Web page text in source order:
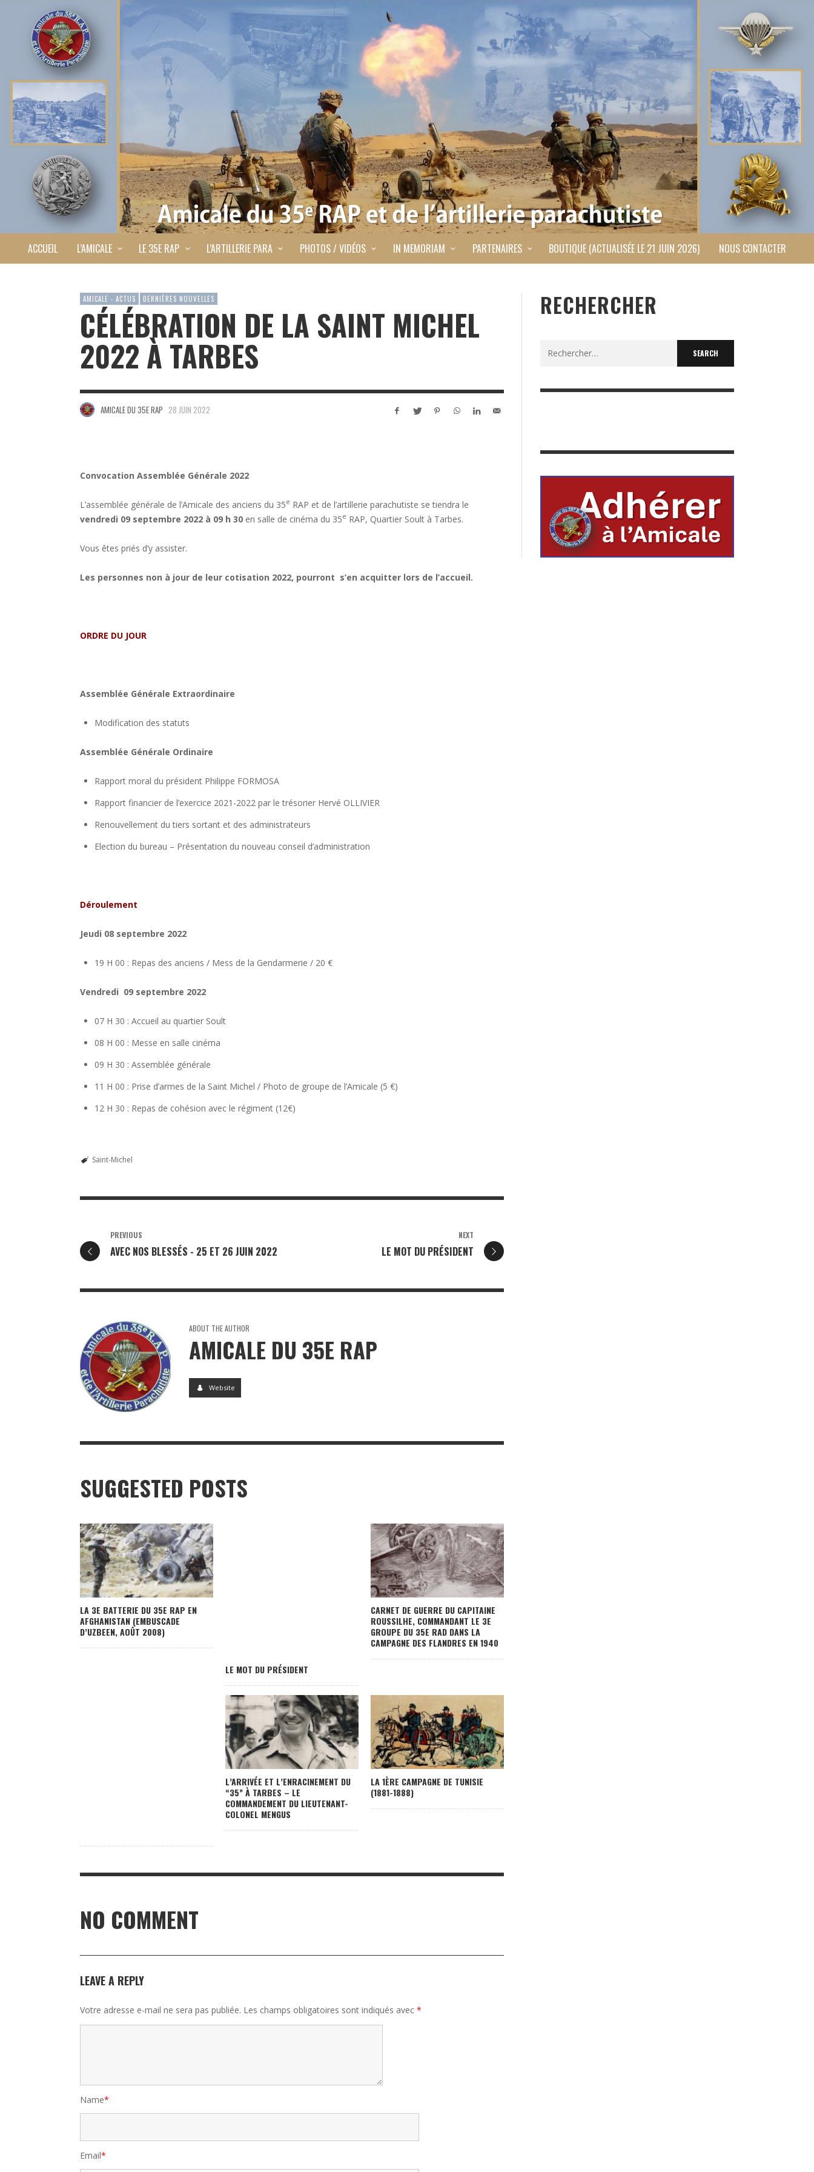
ACCUEIL L’AMICALE LE 35E RAP L’ARTILLERIE PARA PHOTOS / VIDÉOS IN MEMORIAM PARTENAIRES BOUTIQUE (ACTUALISÉE LE 21 JUIN 2026) NOUS CONTACTER
AMICALE - ACTUS DERNIÈRES NOUVELLES
CÉLÉBRATION DE LA SAINT MICHEL
2022 À TARBES
AMICALE DU 35E RAP 28 JUIN 2022
Convocation Assemblée Générale 2022
L’assemblée générale de l’Amicale des anciens du 35e RAP et de l’artillerie parachutiste se tiendra le
vendredi 09 septembre 2022 à 09 h 30 en salle de cinéma du 35e RAP, Quartier Soult à Tarbes.
Vous êtes priés d’y assister.
Les personnes non à jour de leur cotisation 2022, pourront s’en acquitter lors de l’accueil.
ORDRE DU JOUR
Assemblée Générale Extraordinaire
Modification des statuts
Assemblée Générale Ordinaire
Rapport moral du président Philippe FORMOSA
Rapport financier de l’exercice 2021-2022 par le trésorier Hervé OLLIVIER
Renouvellement du tiers sortant et des administrateurs
Election du bureau – Présentation du nouveau conseil d’administration
Déroulement
Jeudi 08 septembre 2022
19 H 00 : Repas des anciens / Mess de la Gendarmerie / 20 €
Vendredi 09 septembre 2022
07 H 30 : Accueil au quartier Soult
08 H 00 : Messe en salle cinéma
09 H 30 : Assemblée générale
11 H 00 : Prise d’armes de la Saint Michel / Photo de groupe de l’Amicale (5 €)
12 H 30 : Repas de cohésion avec le régiment (12€)
Saint-Michel
PREVIOUS
AVEC NOS BLESSÉS - 25 ET 26 JUIN 2022
NEXT
LE MOT DU PRÉSIDENT
ABOUT THE AUTHOR
AMICALE DU 35E RAP
Website
SUGGESTED POSTS
LA 3E BATTERIE DU 35E RAP EN
AFGHANISTAN (EMBUSCADE
D’UZBEEN, AOÛT 2008)
LE MOT DU PRÉSIDENT
CARNET DE GUERRE DU CAPITAINE
ROUSSILHE, COMMANDANT LE 3E
GROUPE DU 35E RAD DANS LA
CAMPAGNE DES FLANDRES EN 1940
L’ARRIVÉE ET L’ENRACINEMENT DU
“35” À TARBES – LE
COMMANDEMENT DU LIEUTENANT-
COLONEL MENGUS
LA 1ÈRE CAMPAGNE DE TUNISIE
(1881-1888)
NO COMMENT
LEAVE A REPLY
Votre adresse e-mail ne sera pas publiée. Les champs obligatoires sont indiqués avec *
Name*
Email*
RECHERCHER